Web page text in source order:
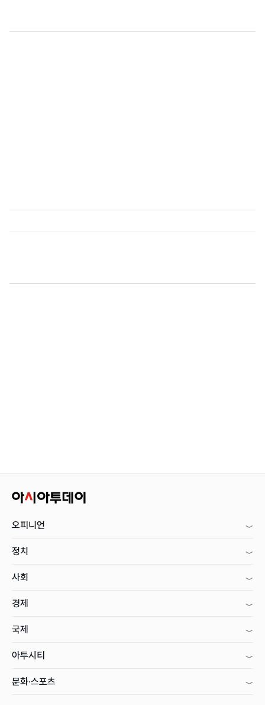
오피니언
정치
사회
경제
국제
아투시티
문화·스포츠